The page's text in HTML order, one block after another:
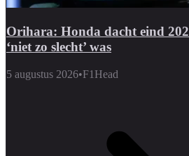
Orihara: Honda dacht eind
‘niet zo slecht’ was
5 augustus 2026•F1Head